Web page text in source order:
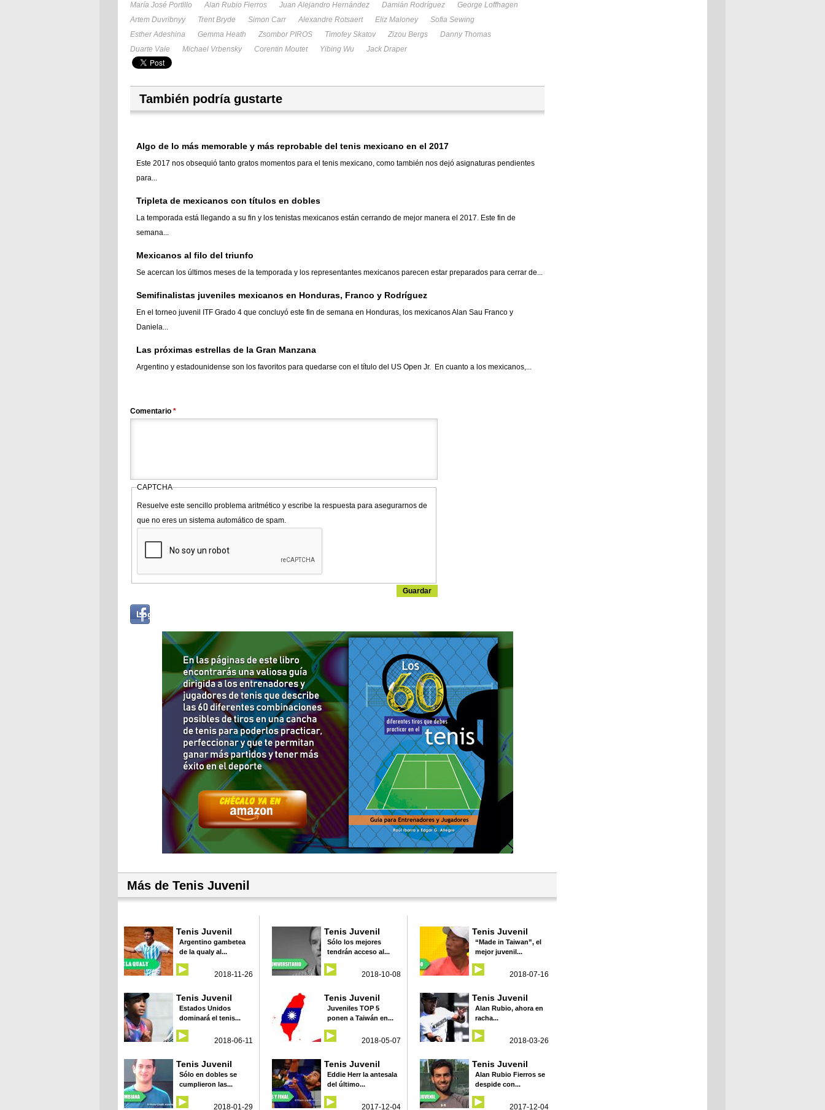
María José Portillo Alan Rubio Fierros Juan Alejandro Hernández Damián Rodríguez
George Loffhagen
Artem Duvribnyy
Trent Bryde Simon Carr Alexandre Rotsaert Eliz Maloney
Sofia Sewing
Esther Adeshina
Gemma Heath Zsombor PIROS Timofey Skatov Zizou Bergs
Danny Thomas
Duarte Vale
Michael Vrbensky Corentin Moutet Yibing Wu Jack Draper
También podría gustarte
Algo de lo más memorable y más reprobable del tenis mexicano en el 2017
Este 2017 nos obsequió tanto gratos momentos para el tenis mexicano, como también nos dejó asignaturas pendientes
para...
Tripleta de mexicanos con títulos en dobles
La temporada está llegando a su fin y los tenistas mexicanos están cerrando de mejor manera el 2017. Este fin de
semana...
Mexicanos al filo del triunfo
Se acercan los últimos meses de la temporada y los representantes mexicanos parecen estar preparados para cerrar de...
Semifinalistas juveniles mexicanos en Honduras, Franco y Rodríguez
En el torneo juvenil ITF Grado 4 que concluyó este fin de semana en Honduras, los mexicanos Alan Sau Franco y
Daniela...
Las próximas estrellas de la Gran Manzana
Argentino y estadounidense son los favoritos para quedarse con el título del US Open Jr. En cuanto a los mexicanos,...
Comentario *
CAPTCHA
Resuelve este sencillo problema aritmético y escribe la respuesta para asegurarnos de
que no eres un sistema automático de spam.
Log in with...
Más de Tenis Juvenil
Tenis Juvenil
Argentino gambetea
de la qualy al...
2018-11-26
Tenis Juvenil
Sólo los mejores
tendrán acceso al...
2018-10-08
Tenis Juvenil
“Made in Taiwan”, el
mejor juvenil...
2018-07-16
Tenis Juvenil
Estados Unidos
dominará el tenis...
2018-06-11
Tenis Juvenil
Juveniles TOP 5
ponen a Taiwán en...
2018-05-07
Tenis Juvenil
Alan Rubio, ahora en
racha...
2018-03-26
Tenis Juvenil
Sólo en dobles se
cumplieron las...
2018-01-29
Tenis Juvenil
Eddie Herr la antesala
del último...
2017-12-04
Tenis Juvenil
Alan Rubio Fierros se
despide con...
2017-12-04